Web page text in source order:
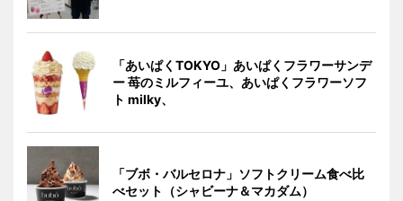
「あいぱくTOKYO」あいぱくフラワーサンデ
ー 苺のミルフィーユ、あいぱくフラワーソフ
ト milky、
「ブボ・バルセロナ」ソフトクリーム食べ比
べセット（シャビーナ＆マカダム）